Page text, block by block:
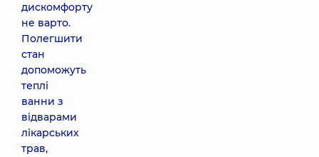
дискомфорту
не варто.
Полегшити
стан
допоможуть
теплі
ванни з
відварами
лікарських
трав,